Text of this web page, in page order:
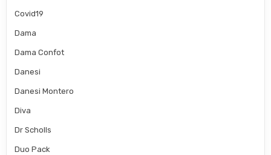
Covid19
Dama
Dama Confot
Danesi
Danesi Montero
Diva
Dr Scholls
Duo Pack